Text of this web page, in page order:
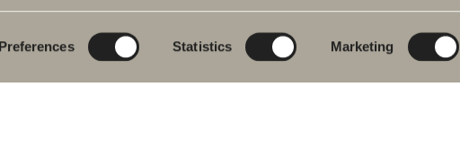
Preferences Statistics Marketing
&
Poem Soft
Nyheter till
badrummet
Möbelserier
Granitkeramik
Ditt badrum digitalt
Rita i 3D
Skapa badrummet
Planet
Product
People